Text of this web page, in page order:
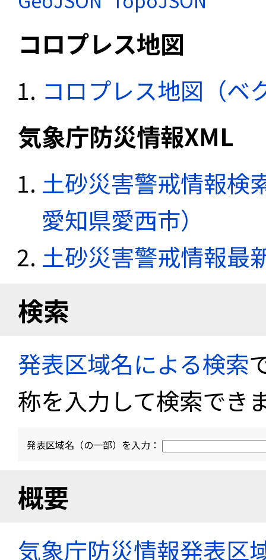
コロプレス地図
コロプレス地図（ベ
気象庁防災情報XML
土砂災害警戒情報検
愛知県愛西市）
土砂災害警戒情報最
検索
発表区域名による検索
称を入力して検索でき
発表区域名（の一部）を入力：
概要
気象庁防災情報発表区